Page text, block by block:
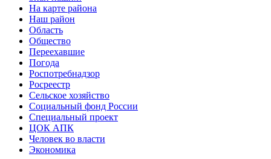
На карте района
Наш район
Область
Общество
Переехавшие
Погода
Роспотребнадзор
Росреестр
Сельское хозяйство
Социальный фонд России
Специальный проект
ЦОК АПК
Человек во власти
Экономика